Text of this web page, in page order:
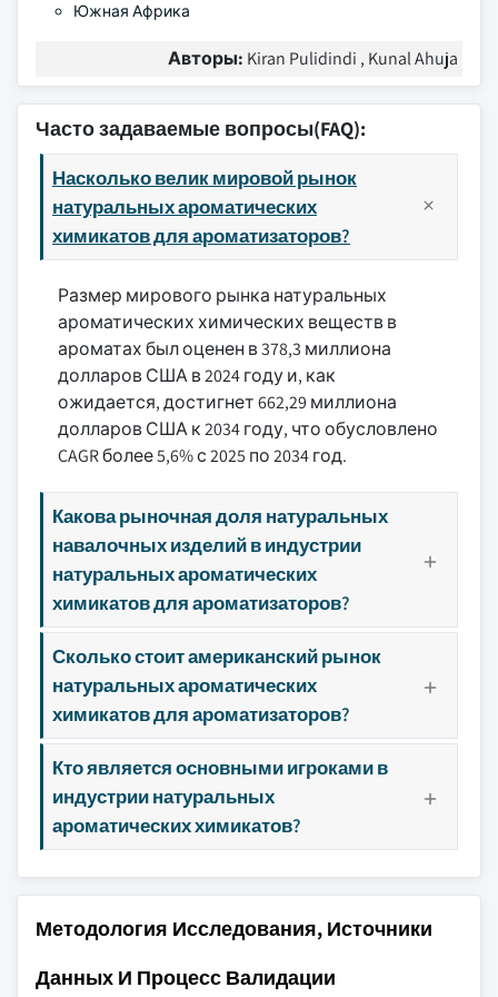
Южная Африка
Авторы: Kiran Pulidindi , Kunal Ahuja
Часто задаваемые вопросы(FAQ):
Насколько велик мировой рынок
натуральных ароматических
химикатов для ароматизаторов?
Размер мирового рынка натуральных
ароматических химических веществ в
ароматах был оценен в 378,3 миллиона
долларов США в 2024 году и, как
ожидается, достигнет 662,29 миллиона
долларов США к 2034 году, что обусловлено
CAGR более 5,6% с 2025 по 2034 год.
Какова рыночная доля натуральных
навалочных изделий в индустрии
натуральных ароматических
химикатов для ароматизаторов?
Сколько стоит американский рынок
натуральных ароматических
химикатов для ароматизаторов?
Кто является основными игроками в
индустрии натуральных
ароматических химикатов?
Методология Исследования, Источники
Данных И Процесс Валидации